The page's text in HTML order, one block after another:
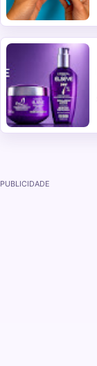
PUBLICIDADE